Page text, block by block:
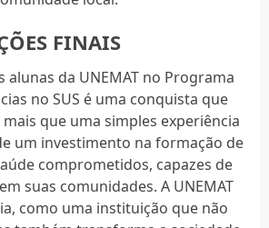
FINAIS
alunas da UNEMAT no Programa
no SUS é uma conquista que
que uma simples experiência
um investimento na formação de
comprometidos, capazes de
suas comunidades. A UNEMAT
como uma instituição que não